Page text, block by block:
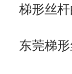
梯形丝
东莞梯